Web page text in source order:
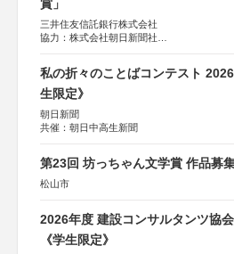
賞」
三井住友信託銀行株式会社
協力：株式会社朝日新聞社
私の折々のことばコンテスト
生限定》
朝日新聞
共催：朝日中高生新聞
第23回 坊っちゃん文学賞 作品募
松山市
2026年度 建設コンサルタンツ協
《学生限定》